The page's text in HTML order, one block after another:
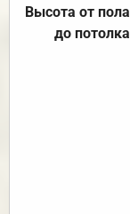
Высота от пола
до потолка